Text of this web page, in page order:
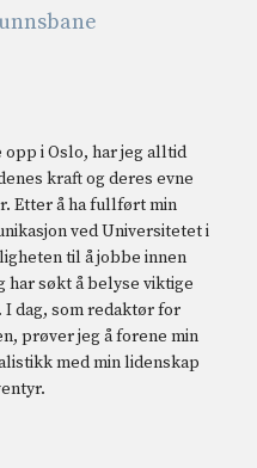
i Oslo, har jeg alltid
kraft og deres evne
Etter å ha fullført min
ved Universitetet i
til å jobbe innen
har søkt å belyse viktige
dag, som redaktør for
prøver jeg å forene min
med min lidenskap